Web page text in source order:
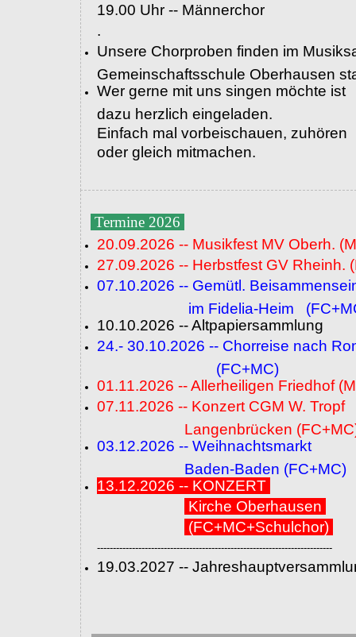
19.00 Uhr -- Männerchor
.
Unsere Chorproben finden im
Gemeinschaftsschule Oberhausen
Wer gerne mit uns singen möchte ist
dazu herzlich eingeladen.
Einfach mal vorbeischauen, zuhören
oder gleich mitmachen.
Termine 2026
20.09.2026 -- Musikfest MV Oberh.
27.09.2026 -- Herbstfest GV Rheinh.
07.10.2026 -- Gemütl.
im Fidelia-Heim
10.10.2026 -- Altpapiersammlung
24.- 30.10.2026 -- Chorreise nach
(FC+MC)
01.11.2026 -- Allerheiligen Friedhof
07.11.2026 -- Konzert CGM W. Tropf
Langenbrücken
03.12.2026 -- Weihnachtsmarkt
Baden-Baden (FC+MC)
13.12.2026 -- KONZERT
Kirche Oberhausen
(FC+MC+Schulchor)
--------------------------------------------------------------------------
19.03.2027 --